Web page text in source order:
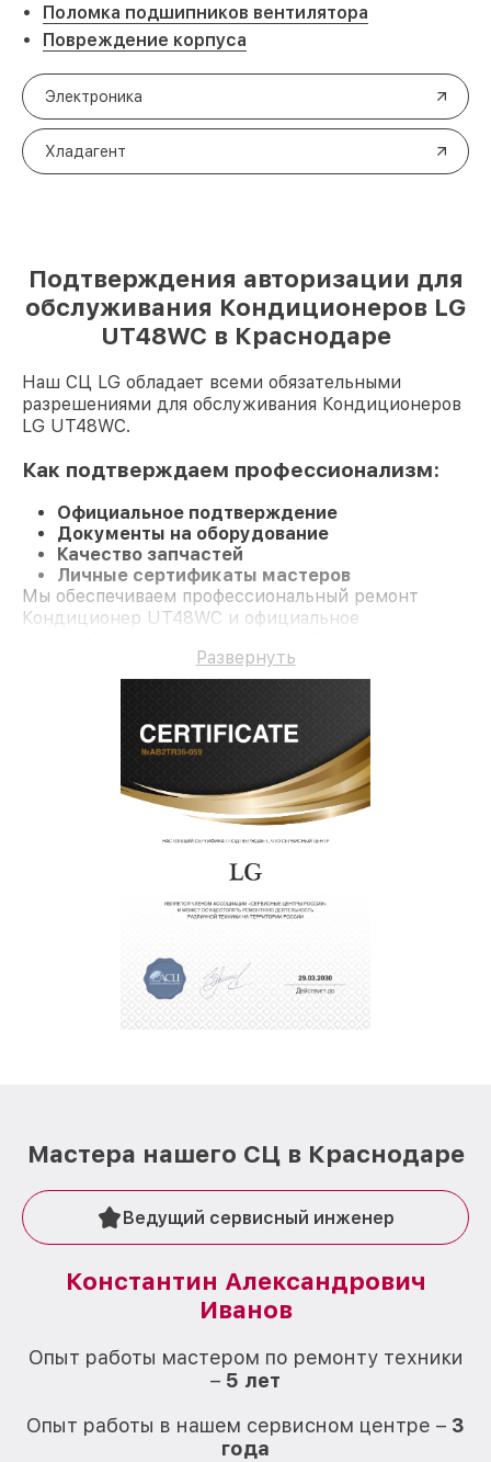
Поломка подшипников вентилятора
Повреждение корпуса
Электроника
Хладагент
Подтверждения авторизации для
обслуживания Кондиционеров LG
UT48WC в Краснодаре
Наш СЦ LG обладает всеми обязательными
разрешениями для обслуживания Кондиционеров
LG UT48WC.
Как подтверждаем профессионализм:
Официальное подтверждение
Документы на оборудование
Качество запчастей
Личные сертификаты мастеров
Мы обеспечиваем профессиональный ремонт
Кондиционер UT48WC и официальное
Развернуть
Мастера нашего СЦ в Краснодаре
Ведущий сервисный инженер
Константин Александрович
Иванов
Опыт работы мастером по ремонту техники
– 5 лет
Опыт работы в нашем сервисном центре – 3
года